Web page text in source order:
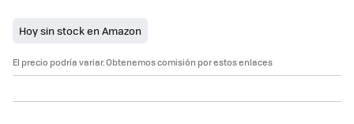
Hoy sin stock en Amazon
El precio podría variar. Obtenemos comisión por estos enlaces